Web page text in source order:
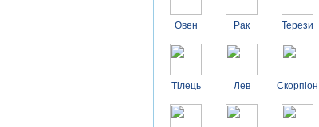
Овен
Тілець
Рак
Лев
Терези
Скорпіон